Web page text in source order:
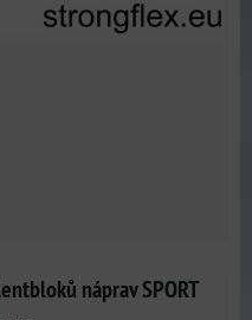
náprav SPORT